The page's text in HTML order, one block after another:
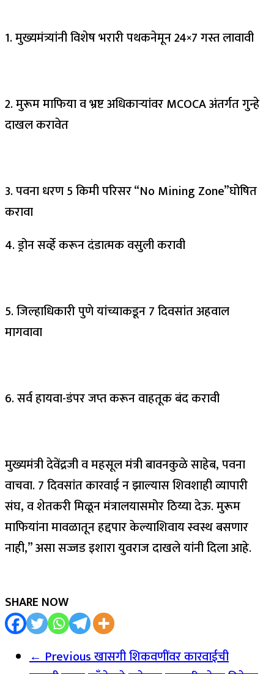
1. मुख्यमंत्र्यांनी विशेष भरारी पथकनेमून 24×7 गस्त लावावी
2. मुरूम माफिया व भ्रष्ट अधिकाऱ्यांवर MCOCA अंतर्गत गुन्हे
दाखल करावेत
3. पवना धरण 5 किमी परिसर “No Mining Zone”घोषित
करावा
4. ड्रोन सर्व्हे करून दंडात्मक वसुली करावी
5. जिल्हाधिकारी पुणे यांच्याकडून 7 दिवसांत अहवाल
मागवावा
6. सर्व हायवा-डंपर जप्त करून वाहतूक बंद करावी
मुख्यमंत्री देवेंद्रजी व महसूल मंत्री बावनकुळे साहेब, पवना
वाचवा. 7 दिवसांत कारवाई न झाल्यास शिवशाही व्यापारी
संघ, व शेतकरी मिळून मंत्रालयासमोर ठिय्या देऊ. मुरूम
माफियांना मावळातून हद्दपार केल्याशिवाय स्वस्थ बसणार
नाही,” असा सज्जड इशारा युवराज दाखले यांनी दिला आहे.
SHARE NOW
← Previousखासगी शिकवणींवर कारवाईची